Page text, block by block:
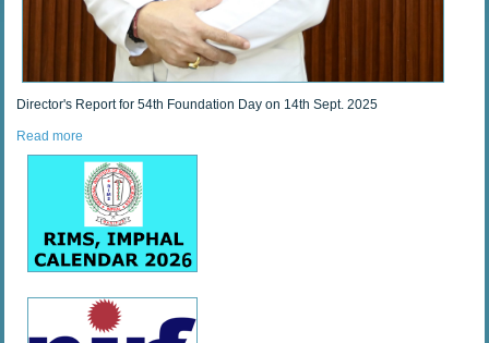
Director's Report for 54th Foundation Day on 14th Sept. 2025
Read more